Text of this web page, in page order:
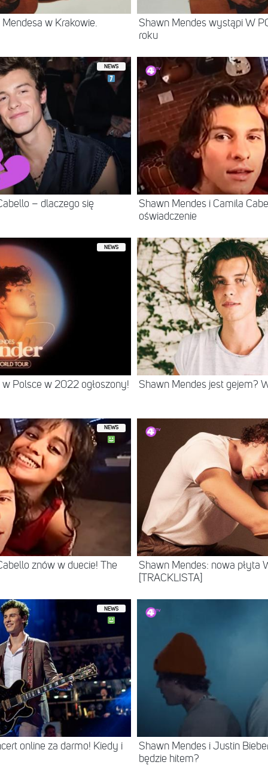
w Krakowie.
Shawn Mendes wystąpi W
roku
NEWS
– dlaczego się
Shawn Mendes i Camila
oświadczenie
NEWS
Polsce w 2022 ogłoszony! Shawn Mendes jest gejem?
NEWS
znów w duecie! The
Shawn Mendes: nowa płyta
[TRACKLISTA]
NEWS
online za darmo! Kiedy i
Shawn Mendes i Justin
będzie hitem?